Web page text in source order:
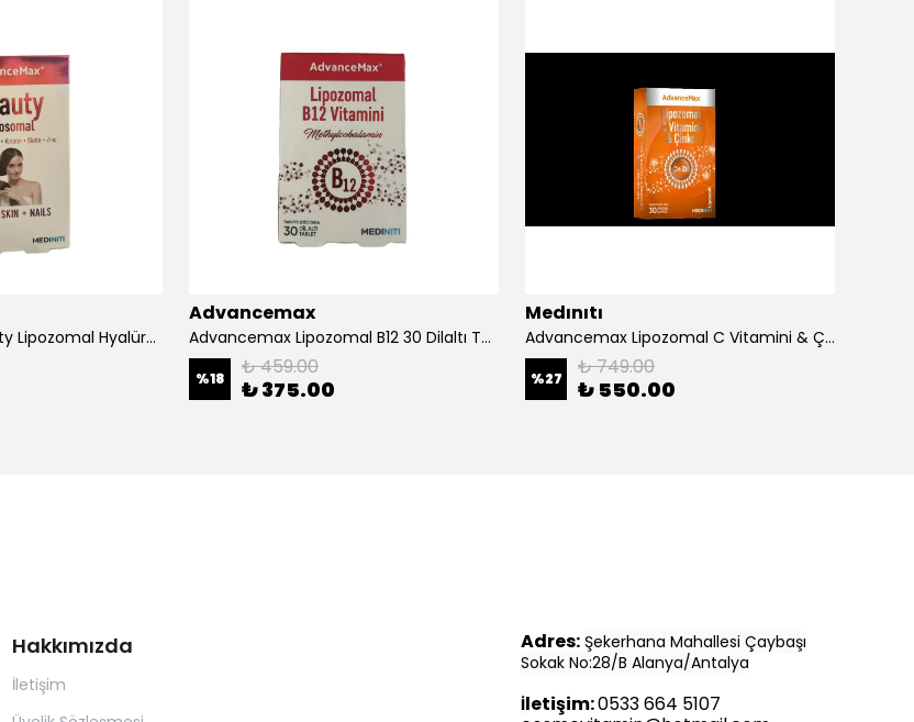
Advancemax Beauty Lipozomal Hyalüronik Asit Keratin Biotin Zn 30 Kapsül 8684375607556
Advancemax
Advancemax Lipozomal B12 30 Dilaltı Tablet 8684375607525
%18 ₺ 459.00
₺ 375.00
Medınıtı
Advancemax Lipozomal C Vitamini & Çinko 30 Kapsül 8684375607549
%27 ₺ 749.00
₺ 550.00
Hakkımızda
İletişim
Adres: Şekerhana Mahallesi Çaybaşı
Sokak No:28/B Alanya/Antalya
İletişim:0533 664 5107